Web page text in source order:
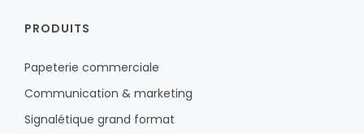
PRODUITS
Papeterie commerciale
Communication & marketing
Signalétique grand format